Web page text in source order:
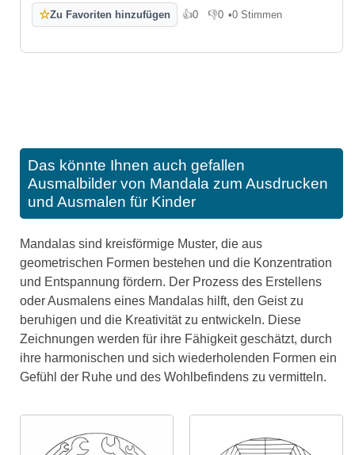
☆Zu Favoriten hinzufügen 👍0
Gefällt mir
👎0
Gefällt mir nicht
•0 Stimmen
Das könnte Ihnen auch gefallen
Ausmalbilder von Mandala zum Ausdrucken
und Ausmalen für Kinder
Mandalas sind kreisförmige Muster, die aus
geometrischen Formen bestehen und die Konzentration
und Entspannung fördern. Der Prozess des Erstellens
oder Ausmalens eines Mandalas hilft, den Geist zu
beruhigen und die Kreativität zu entwickeln. Diese
Zeichnungen werden für ihre Fähigkeit geschätzt, durch
ihre harmonischen und sich wiederholenden Formen ein
Gefühl der Ruhe und des Wohlbefindens zu vermitteln.